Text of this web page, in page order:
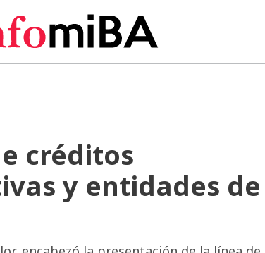
créditos
y entidades de